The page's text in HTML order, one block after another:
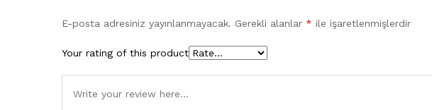
E-posta adresiniz yayınlanmayacak. Gerekli alanlar * ile işaretlenmişlerdir
Your rating of this product